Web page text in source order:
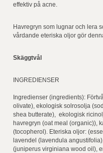
effektiv på acne.
Havregryn som lugnar och lera
vårdande eteriska oljor gör
Skäggtvål
INGREDIENSER
Ingredienser (ingredients):
olivate), ekologisk solrosolja
shea butterate), ekologisk
havregryn (oat meal (organic)),
(tocopherol). Eteriska oljor:
lavendel (lavendula
(juniperus virginiana wood oil),